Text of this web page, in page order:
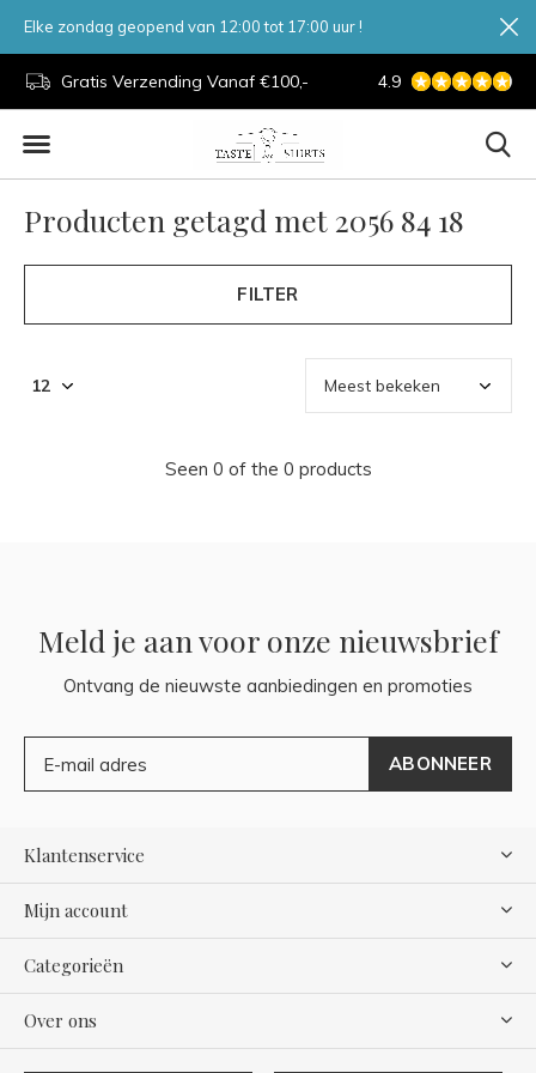
Gratis Verzending Vanaf €100,- 7 Dagen Per
4.9
Elke zondag geopend van 12:00 tot 17:00 uur !
Producten getagd met 2056 84 18
FILTER
Seen 0 of the 0 products
Meld je aan voor onze nieuwsbrief
Ontvang de nieuwste aanbiedingen en promoties
ABONNEER
Klantenservice
Mijn account
Categorieën
Over ons